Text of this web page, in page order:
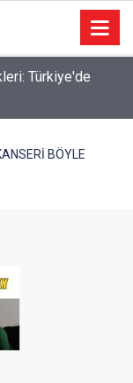
Türkiye'de
Kabul Edildi
BÖYLE